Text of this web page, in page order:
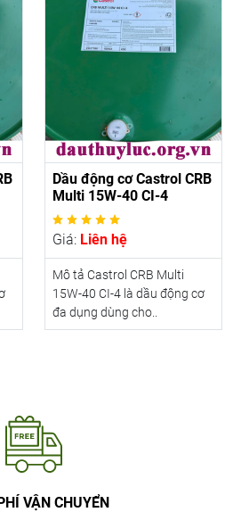
Dầu động cơ Castrol CRB
Multi 15W-40 CI-4
Giá: Liên hệ
Mô tả Castrol CRB Multi
15W-40 CI-4 là dầu động cơ
đa dụng dùng cho..
VẬN CHUYỂN